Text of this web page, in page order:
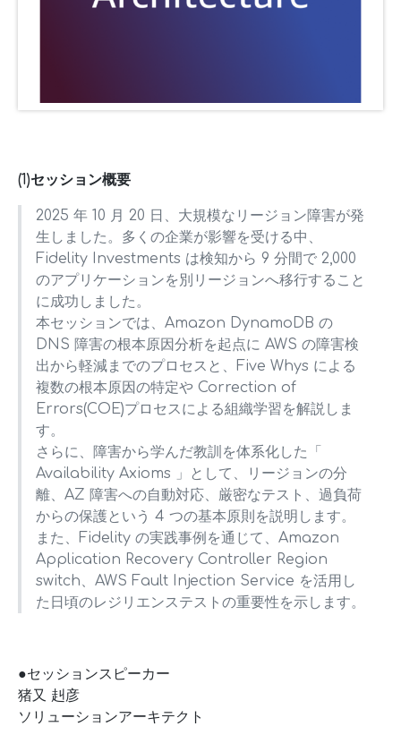
(1)セッション概要
2025 年 10 月 20 日、大規模なリージョン障害が発
生しました。多くの企業が影響を受ける中、
Fidelity Investments は検知から 9 分間で 2,000
のアプリケーションを別リージョンへ移行すること
に成功しました。
本セッションでは、Amazon DynamoDB の
DNS 障害の根本原因分析を起点に AWS の障害検
出から軽減までのプロセスと、Five Whys による
複数の根本原因の特定や Correction of
Errors(COE)プロセスによる組織学習を解説しま
す。
さらに、障害から学んだ教訓を体系化した「
Availability Axioms 」として、リージョンの分
離、AZ 障害への自動対応、厳密なテスト、過負荷
からの保護という 4 つの基本原則を説明します。
また、Fidelity の実践事例を通じて、Amazon
Application Recovery Controller Region
switch、AWS Fault Injection Service を活用し
た日頃のレジリエンステストの重要性を示します。
●セッションスピーカー
猪又 赳彦
ソリューションアーキテクト